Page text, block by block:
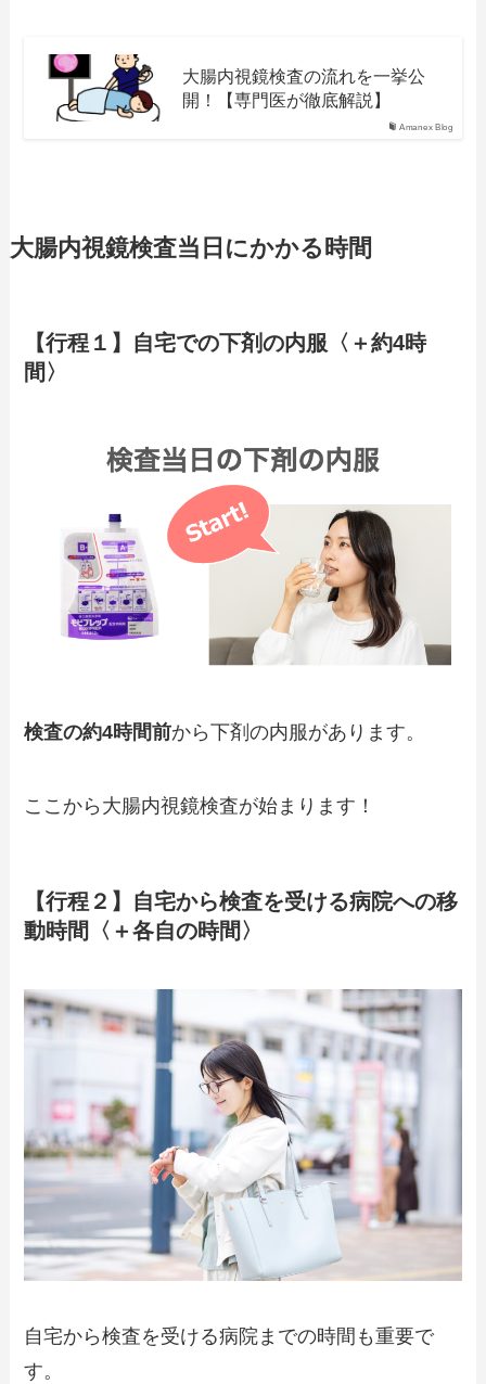
Amanex Blog
大腸内視鏡検査の流れを一挙公
開！【専門医が徹底解説】
大腸内視鏡検査当日にかかる時間
【行程１】自宅での下剤の内服〈＋約4時
間〉
検査の約4時間前から下剤の内服があります。
ここから大腸内視鏡検査が始まります！
【行程２】自宅から検査を受ける病院への移
動時間〈＋各自の時間〉
自宅から検査を受ける病院までの時間も重要で
す。